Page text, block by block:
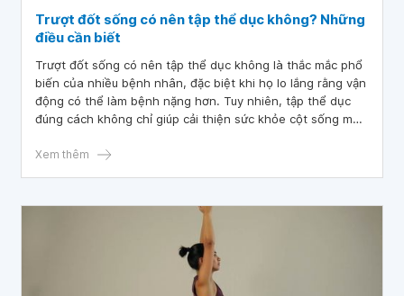
Trượt đốt sống có nên tập thể dục không? Những
điều cần biết
Trượt đốt sống có nên tập thể dục không là thắc mắc phổ
biến của nhiều bệnh nhân, đặc biệt khi họ lo lắng rằng vận
động có thể làm bệnh nặng hơn. Tuy nhiên, tập thể dục
đúng cách không chỉ giúp cải thiện sức khỏe cột sống mà
bệnh cần tập luyện theo hướng dẫn của bác sĩ chuyên
Xem thêm